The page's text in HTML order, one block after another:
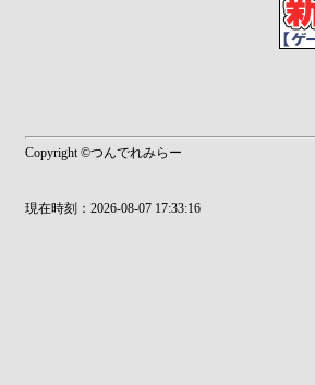
Copyright ©つんでれみらー
現在時刻：2026-08-07 17:33:16